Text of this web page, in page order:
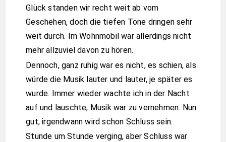
Glück standen wir recht weit ab vom
Geschehen, doch die tiefen Töne dringen sehr
weit durch. Im Wohnmobil war allerdings nicht
mehr allzuviel davon zu hören.
Dennoch, ganz ruhig war es nicht, es schien, als
würde die Musik lauter und lauter, je später es
wurde. Immer wieder wachte ich in der Nacht
auf und lauschte, Musik war zu vernehmen. Nun
gut, irgendwann wird schon Schluss sein.
Stunde um Stunde verging, aber Schluss war